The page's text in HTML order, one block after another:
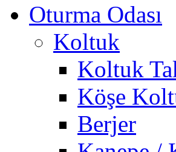
Oturma Odası
Koltuk
Koltuk
Köşe
Berjer